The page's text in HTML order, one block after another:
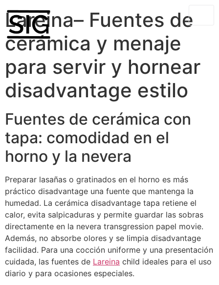
Lareina– Fuentes de
cerámica y menaje
para servir y hornear
disadvantage estilo
Fuentes de cerámica con
tapa: comodidad en el
horno y la nevera
Preparar lasañas o gratinados en el horno es más
práctico disadvantage una fuente que mantenga la
humedad. La cerámica disadvantage tapa retiene el
calor, evita salpicaduras y permite guardar las sobras
directamente en la nevera transgression papel movie.
Además, no absorbe olores y se limpia disadvantage
facilidad. Para una cocción uniforme y una presentación
cuidada, las fuentes de Lareina child ideales para el uso
diario y para ocasiones especiales.